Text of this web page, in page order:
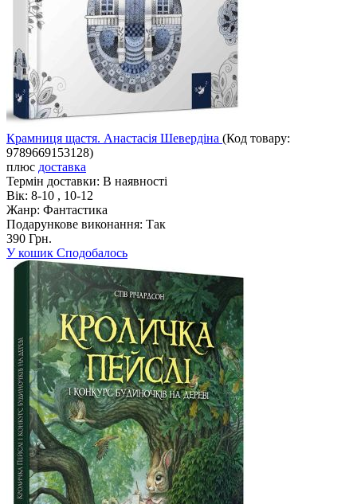
Крамниця щастя. Анастасія Шевердіна (Код товару:
9789669153128)
плюс доставка
Термін доставки: В наявності
Вік: 8-10 , 10-12
Жанр: Фантастика
Подарункове виконання: Так
390 Грн.
У кошик Сподобалось